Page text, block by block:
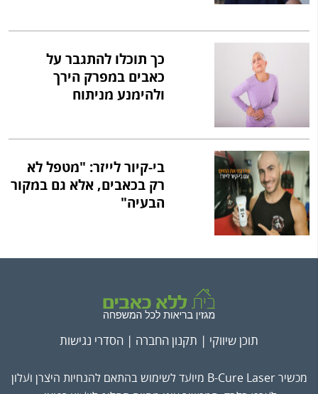
כך תוכלו להתגבר על
כאבים במפרק הירך
ולהימנע מניתוח
בי-קיור לייזר: "מטפל לא
רק בכאבים, אלא גם במקור
הבעיה"
תוכן שיווקי | תקנון החברה | הסדרי נגישות
מכשיר B-Cure Laser מיועד לשימוש בהתאם להנחיות היצרן ועלון